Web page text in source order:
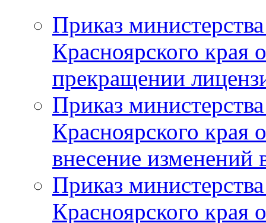
Приказ
Красноярского
прекращении
Приказ
Красноярского
внесение изменений
Приказ
Красноярского